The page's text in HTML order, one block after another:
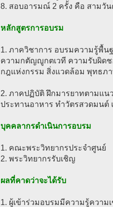
8. สอบอารมณ์ 2 ครั้ง คือ สามวัน
หลักสูตรการอบรม
1. ภาควิชาการ อบรมความรู้พื้น
ความกตัญญูกตเวที ความรับผิด
กฎแห่งกรรม สิ่งแวดล้อม พุทธภ
2. ภาคปฏิบัติ ฝึกมารยาทตามแน
ประทานอาหาร ทำวัตรสวดมนต์
บุคคลากรดำเนินการอบรม
1. คณะพระวิทยากรประจำศูนย์
2. พระวิทยากรรับเชิญ
ผลที่คาดว่าจะได้รับ
1. ผู้เข้าร่วมอบรมมีความรู้ควา